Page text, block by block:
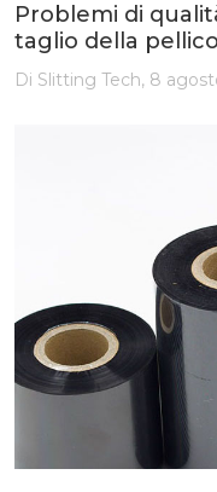
Problemi di
taglio della
Di Slitting Tech, 8